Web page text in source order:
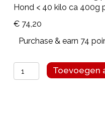
Hond < 40 kilo ca 400g
€74,20
Purchase & earn 74
Darf
vol
Toevoegen